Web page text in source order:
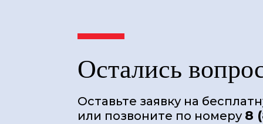
Остались
Оставьте заявку на
или позвоните по номеру 8